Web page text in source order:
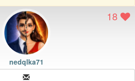
18
nedqlka71